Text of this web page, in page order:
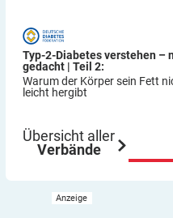
Typ-2-Diabetes verstehen –
gedacht | Teil 2:
Warum der Körper sein Fett
leicht hergibt
Übersicht aller
Verbände